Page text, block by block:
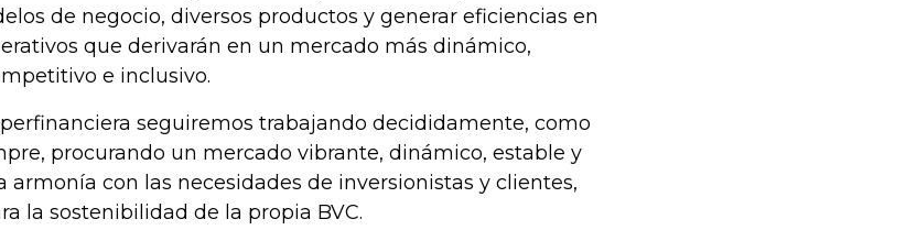
de negocio, diversos productos y generar eficiencias en
que derivarán en un mercado más dinámico,
e inclusivo.
seguiremos trabajando decididamente, como
procurando un mercado vibrante, dinámico, estable y
armonía con las necesidades de inversionistas y clientes,
la sostenibilidad de la propia BVC.